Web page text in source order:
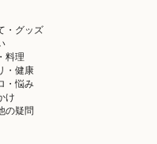
・グッズ
料理
・健康
・悩み
け
の疑問